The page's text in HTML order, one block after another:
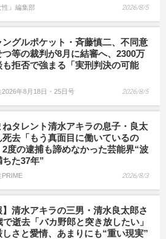
性』編集部 2026/8/5
ングルポケット・斉藤慎二、不同意
つ等の裁判が8月に結審へ、2300万
も拒否で強まる「実刑判決の可能
2026年8月18日・25日号 2026/8/5
ねタレント清水アキラの息子・良太
死去「もう真面目に働いているの
2度の逮捕も諦めなかった芸能界“波
た37年”
PRIME 2026/8/3
】清水アキラの三男・清水良太郎さ
で逝去「バカ野郎と突き放したい」
しさと愛情、あまりにも“重い現実”